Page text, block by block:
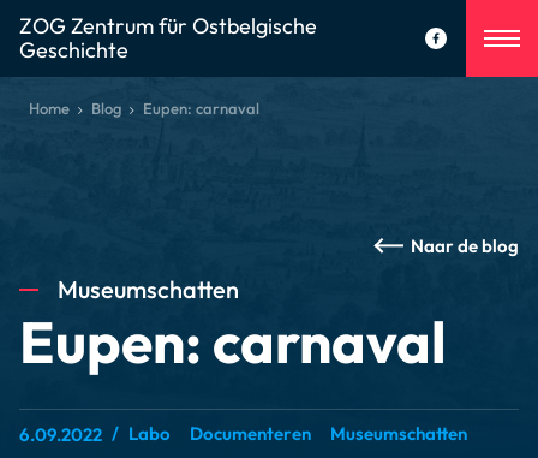
ZOG Zentrum für Ostbelgische
Geschichte
Home Blog Eupen: carnaval
Naar de blog
Museumschatten
Eupen: carnaval
6.09.2022 Labo Documenteren Museumschatten